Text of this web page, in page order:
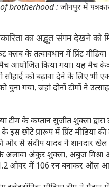
brotherhood : जौनपुर में
का अद्भुत संगम देखने को
क्लब के तत्वावधान में प्रिंट
मैच आयोजित किया गया। यह
सौहार्द को बढ़ावा देने के लिए
चुना गया, जहां दोनों टीमों ने
टीम के कप्तान सुजीत शुक्ला
इस छोटे प्रारूप में प्रिंट मीडिया
ओर से संदीप यादव ने शानदार खेल
अलावा अंकुर शुक्ला, अंबुज मिश्रा
11.2 ओवर में 106 रन बनाकर ऑल